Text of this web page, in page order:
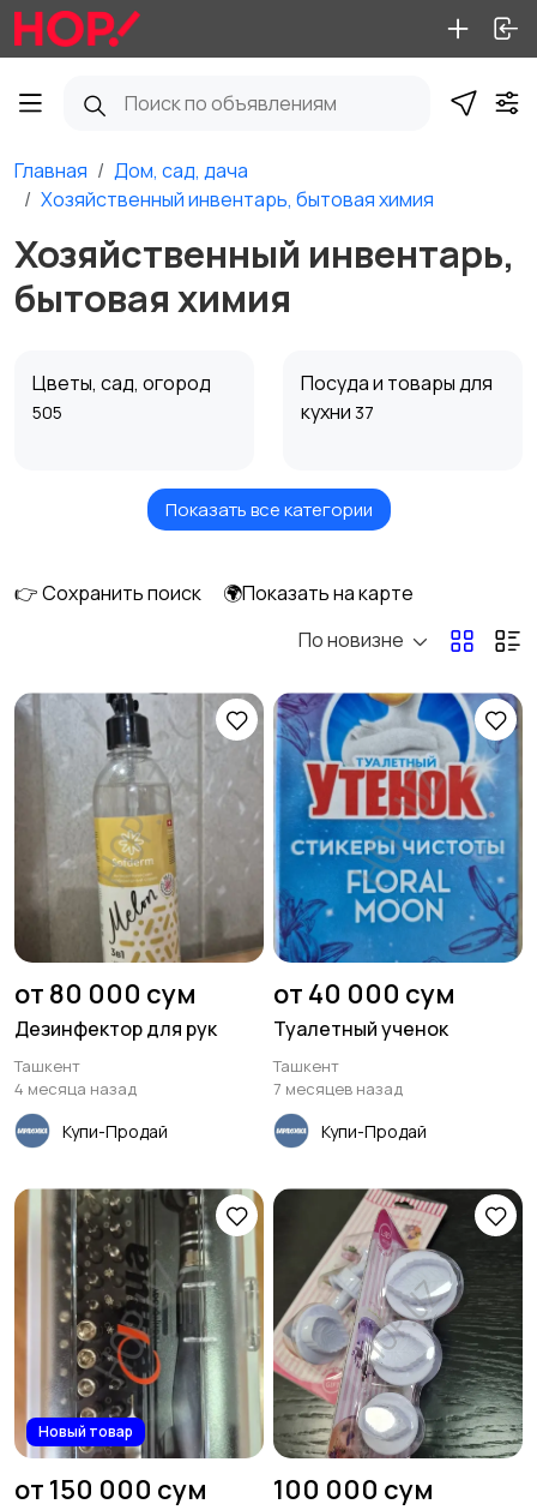
Главная
Дом, сад, дача
Хозяйственный инвентарь, бытовая химия
Хозяйственный инвентарь,
бытовая химия
Цветы, сад, огород
505
Посуда и товары для
кухни 37
Мебель и интерьер Продукты питания
расходные
материалы
инвентарь, бытовая
химия9
Прочие товары 10
Показать все категории
👉 Сохранить поиск
🌍Показать на карте
По новизне
от 80 000 сум
Дезинфектор для рук
Ташкент
4 месяца назад
Купи-Продай
от 40 000 сум
Туалетный ученок
Ташкент
7 месяцев назад
Купи-Продай
Новый товар
от 150 000 сум 100 000 сум